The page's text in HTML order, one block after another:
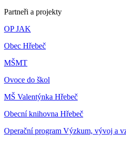
Partneři a projekty
OP JAK
Obec Hřebeč
MŠMT
Ovoce do škol
MŠ Valentýnka Hřebeč
Obecní knihovna Hřebeč
Operační program Výzkum, vývoj a